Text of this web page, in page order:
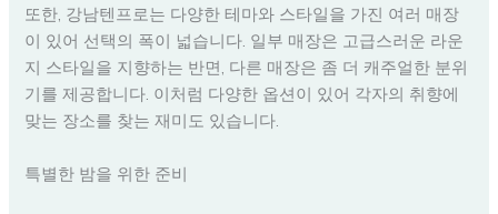
또한, 강남텐프로는 다양한 테마와 스타일을 가진 여러 매장
이 있어 선택의 폭이 넓습니다. 일부 매장은 고급스러운 라운
지 스타일을 지향하는 반면, 다른 매장은 좀 더 캐주얼한 분위
기를 제공합니다. 이처럼 다양한 옵션이 있어 각자의 취향에
맞는 장소를 찾는 재미도 있습니다.
특별한 밤을 위한 준비